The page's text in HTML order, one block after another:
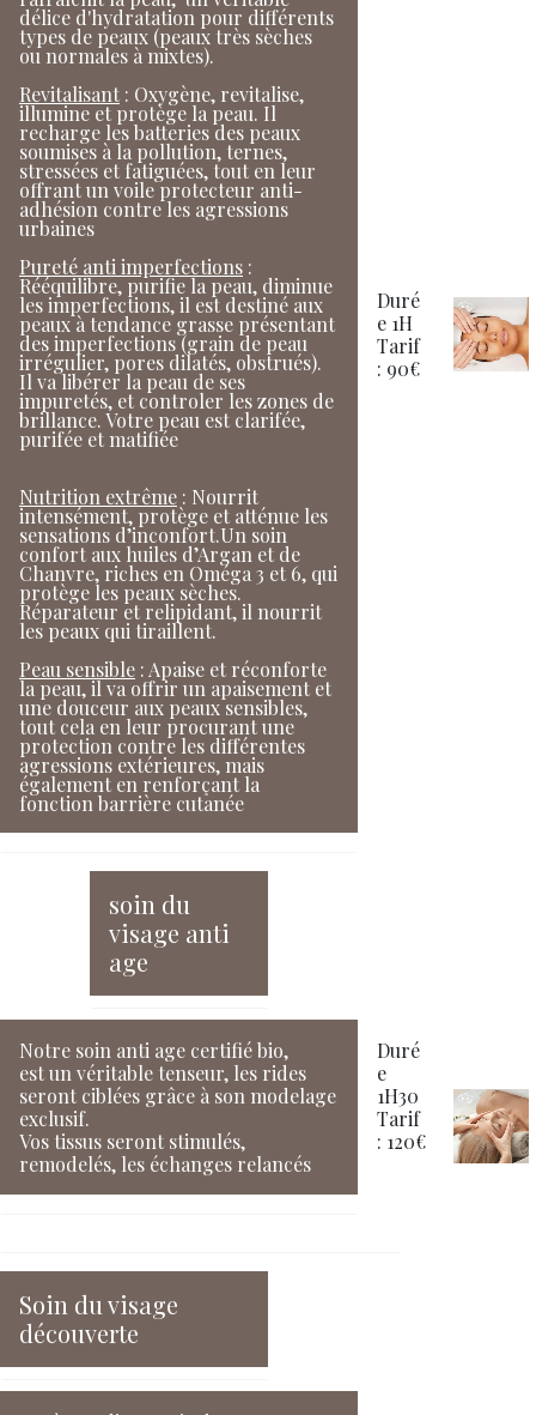
délice d'hydratation pour différents
types de peaux (peaux très sèches
ou normales à mixtes).
Revitalisant : Oxygène, revitalise,
illumine et protège la peau. Il
recharge les batteries des peaux
soumises à la pollution, ternes,
stressées et fatiguées, tout en leur
offrant un voile protecteur anti-
adhésion contre les agressions
urbaines
Pureté anti imperfections :
Rééquilibre, purifie la peau, diminue
les imperfections, il est destiné aux
peaux à tendance grasse présentant
des imperfections (grain de peau
irrégulier, pores dilatés, obstrués).
Il va libérer la peau de ses
impuretés, et controler les zones de
brillance. Votre peau est clarifée,
purifée et matifiée
Nutrition extrême : Nourrit
intensément, protège et atténue les
sensations d’inconfort.Un soin
confort aux huiles d’Argan et de
Chanvre, riches en Oméga 3 et 6, qui
protège les peaux sèches.
Réparateur et relipidant, il nourrit
les peaux qui tiraillent.
Peau sensible : Apaise et réconforte
la peau, il va offrir un apaisement et
une douceur aux peaux sensibles,
tout cela en leur procurant une
protection contre les différentes
agressions extérieures, mais
également en renforçant la
fonction barrière cutanée
Duré
e 1H
Tarif
: 90€
soin du
visage anti
age
Notre soin anti age certifié bio,
est un véritable tenseur, les rides
seront ciblées grâce à son modelage
exclusif.
Vos tissus seront stimulés,
remodelés, les échanges relancés
Duré
e
1H30
Tarif
: 120€
Soin du visage
découverte